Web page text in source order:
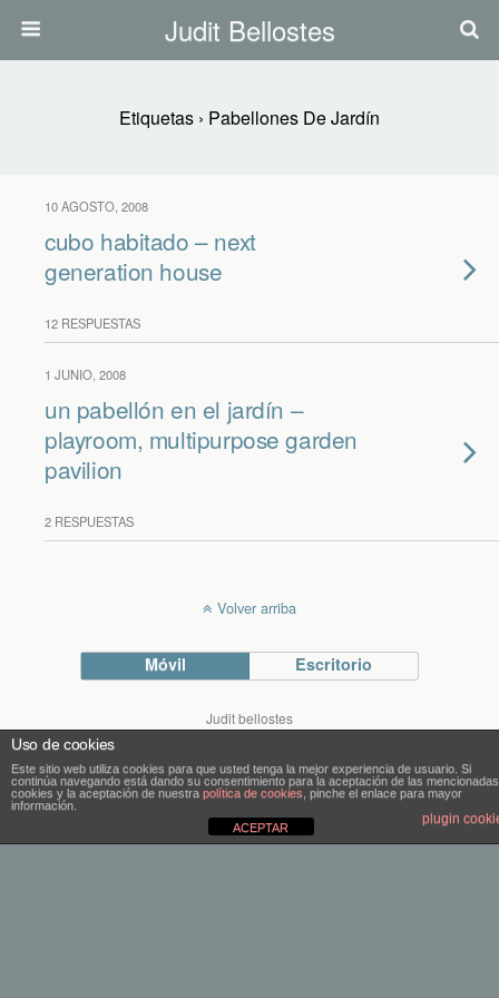
Judit Bellostes
Etiquetas › Pabellones De Jardín
10 AGOSTO, 2008
cubo habitado – next
generation house
12 RESPUESTAS
1 JUNIO, 2008
un pabellón en el jardín –
playroom, multipurpose garden
pavilion
2 RESPUESTAS
Volver arriba
Móvil Escritorio
Judit bellostes
Blog de arquitectura
Uso de cookies
Este sitio web utiliza cookies para que usted tenga la mejor experiencia de usuario. Si
continúa navegando está dando su consentimiento para la aceptación de las mencionadas
cookies y la aceptación de nuestra política de cookies , pinche el enlace para mayor
información.
plugin
ACEPTAR